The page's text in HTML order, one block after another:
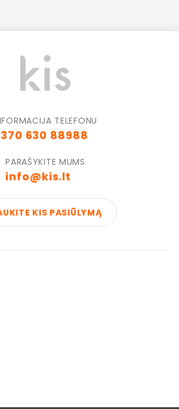
TELEFONU
630 88988
PARAŠYKITE MUMS
info@kis.lt
KIS PASIŪLYMĄ